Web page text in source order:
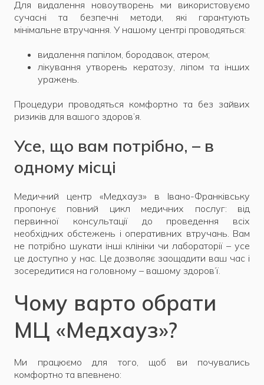
Для видалення новоутворень ми використовуємо
сучасні та безпечні методи, які гарантують
мінімальне втручання. У нашому центрі проводяться:
видалення папілом, бородавок, атером;
лікування утворень кератозу, ліпом та інших
уражень.
Процедури проводяться комфортно та без зайвих
ризиків для вашого здоров’я.
Усе, що вам потрібно, – в
одному місці
Медичний центр «Медхауз» в Івано-Франківську
пропонує повний цикл медичних послуг: від
первинної консультації до проведення всіх
необхідних обстежень і оперативних втручань. Вам
не потрібно шукати інші клініки чи лабораторії – усе
це доступно у нас. Це дозволяє заощадити ваш час і
зосередитися на головному – вашому здоров’ї.
Чому варто обрати
МЦ «Медхауз»?
Ми працюємо для того, щоб ви почувались
комфортно та впевнено: